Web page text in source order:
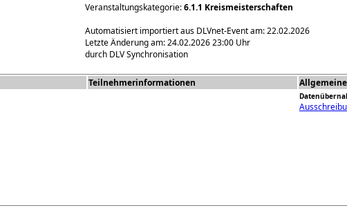
Veranstaltungskategorie:6.1.1 Kreismeisterschaften
Automatisiert importiert aus DLVnet-Event am: 22.02.2026
Letzte Änderung am: 24.02.2026 23:00 Uhr
durch DLV Synchronisation
Teilnehmerinformationen